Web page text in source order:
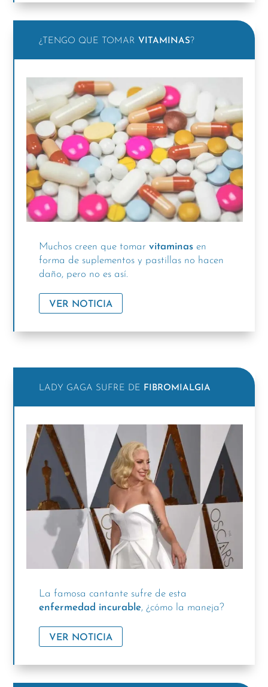
¿TENGO QUE TOMAR VITAMINAS?
Muchos creen que tomar vitaminasen
forma de suplementos y pastillas no hacen
daño, pero no es así.
VER NOTICIA
LADY GAGA SUFRE DE FIBROMIALGIA
La famosa cantante sufre de esta
enfermedad incurable, ¿cómo la maneja?
VER NOTICIA